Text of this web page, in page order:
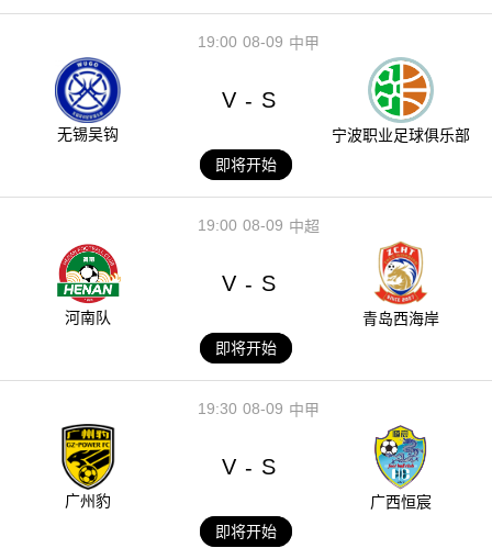
08-09
19:00 中甲
无锡吴钩
V - S
宁波职业足球俱乐部
即将开始
08-09
19:00 中超
河南队
V - S
青岛西海岸
即将开始
08-09
19:30 中甲
广州豹
V - S
广西恒宸
即将开始